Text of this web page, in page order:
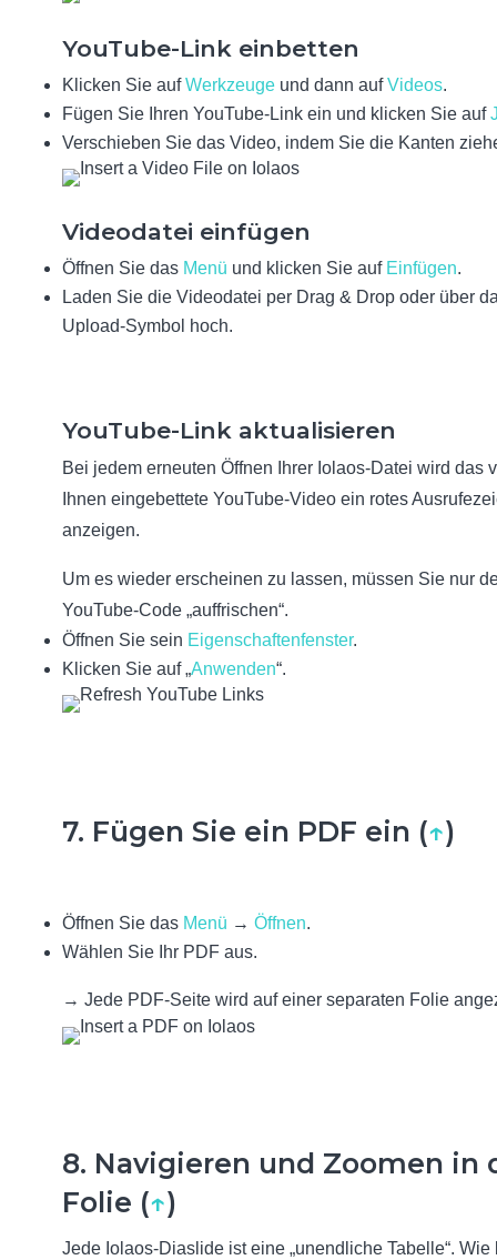
YouTube-Link einbetten
Klicken Sie aufWerkzeuge und dann aufVideos.
Fügen Sie Ihren YouTube-Link ein und klicken Sie auf
Verschieben Sie das Video, indem Sie die Kanten
Videodatei einfügen
Öffnen Sie das Menü und klicken Sie auf Einfügen.
Laden Sie die Videodatei per Drag & Drop oder über
Upload-Symbol hoch.
YouTube-Link aktualisieren
Bei jedem erneuten Öffnen Ihrer Iolaos-Datei wird das
Ihnen eingebettete YouTube-Video ein rotes
anzeigen.
Um es wieder erscheinen zu lassen, müssen Sie nur
YouTube-Code „auffrischen“.
Öffnen Sie sein Eigenschaftenfenster.
Klicken Sie auf „Anwenden“.
7. Fügen Sie ein PDF ein (↑)
Öffnen Sie das Menü → Öffnen.
Wählen Sie Ihr PDF aus.
→ Jede PDF-Seite wird auf einer separaten Folie
8. Navigieren und Zoomen in
Folie (↑)
Jede Iolaos-Diaslide ist eine „unendliche Tabelle“. Wie